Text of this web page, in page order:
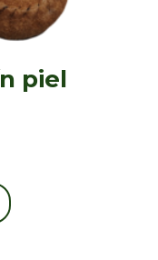
piel
producto
tiene